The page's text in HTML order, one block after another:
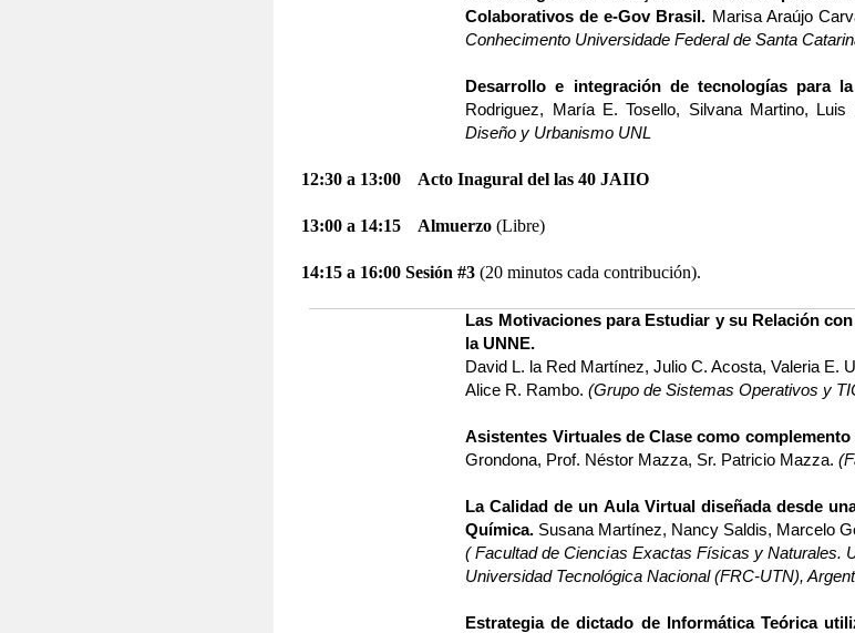
Colaborativos de e-Gov Brasil. Marisa Araújo
Conhecimento Universidade Federal de Santa
Desarrollo e integración de tecnologías para
Rodriguez, María E. Tosello, Silvana Martino,
Diseño y Urbanismo UNL
12:30 a 13:00 Acto Inagural del las 40 JAIIO
13:00 a 14:15 Almuerzo (Libre)
14:15 a 16:00 Sesión #3 (20 minutos cada contribución).
Las Motivaciones para Estudiar y su Relación
la UNNE.
David L. la Red Martínez, Julio C. Acosta, Valeria E.
Alice R. Rambo.(Grupo de Sistemas Operativos y
Asistentes Virtuales de Clase como
Grondona, Prof. Néstor Mazza, Sr. Patricio Mazza.
La Calidad de un Aula Virtual diseñada desde
Química. Susana Martínez, Nancy Saldis, Marcelo
( Facultad de Ciencias Exactas Físicas y Naturales.
Universidad Tecnológica Nacional (FRC-UTN),
Estrategia de dictado de Informática Teórica